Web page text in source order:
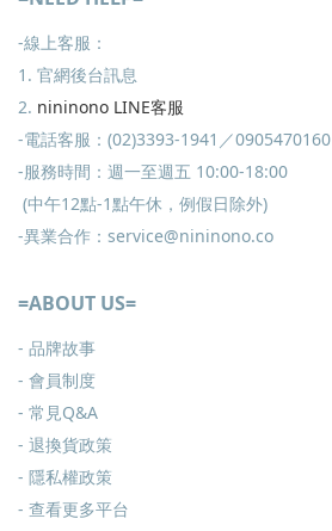
-線上客服：
1. 官網後台訊息
2. nininono LINE客服
-電話客服：(02)3393-1941／0905470160
-服務時間：週一至週五 10:00-18:00
(中午12點-1點午休，例假日除外)
-異業合作：service@nininono.co
=ABOUT US=
- 品牌故事
- 會員制度
- 常見Q&A
- 退換貨政策
- 隱私權政策
- 查看更多平台